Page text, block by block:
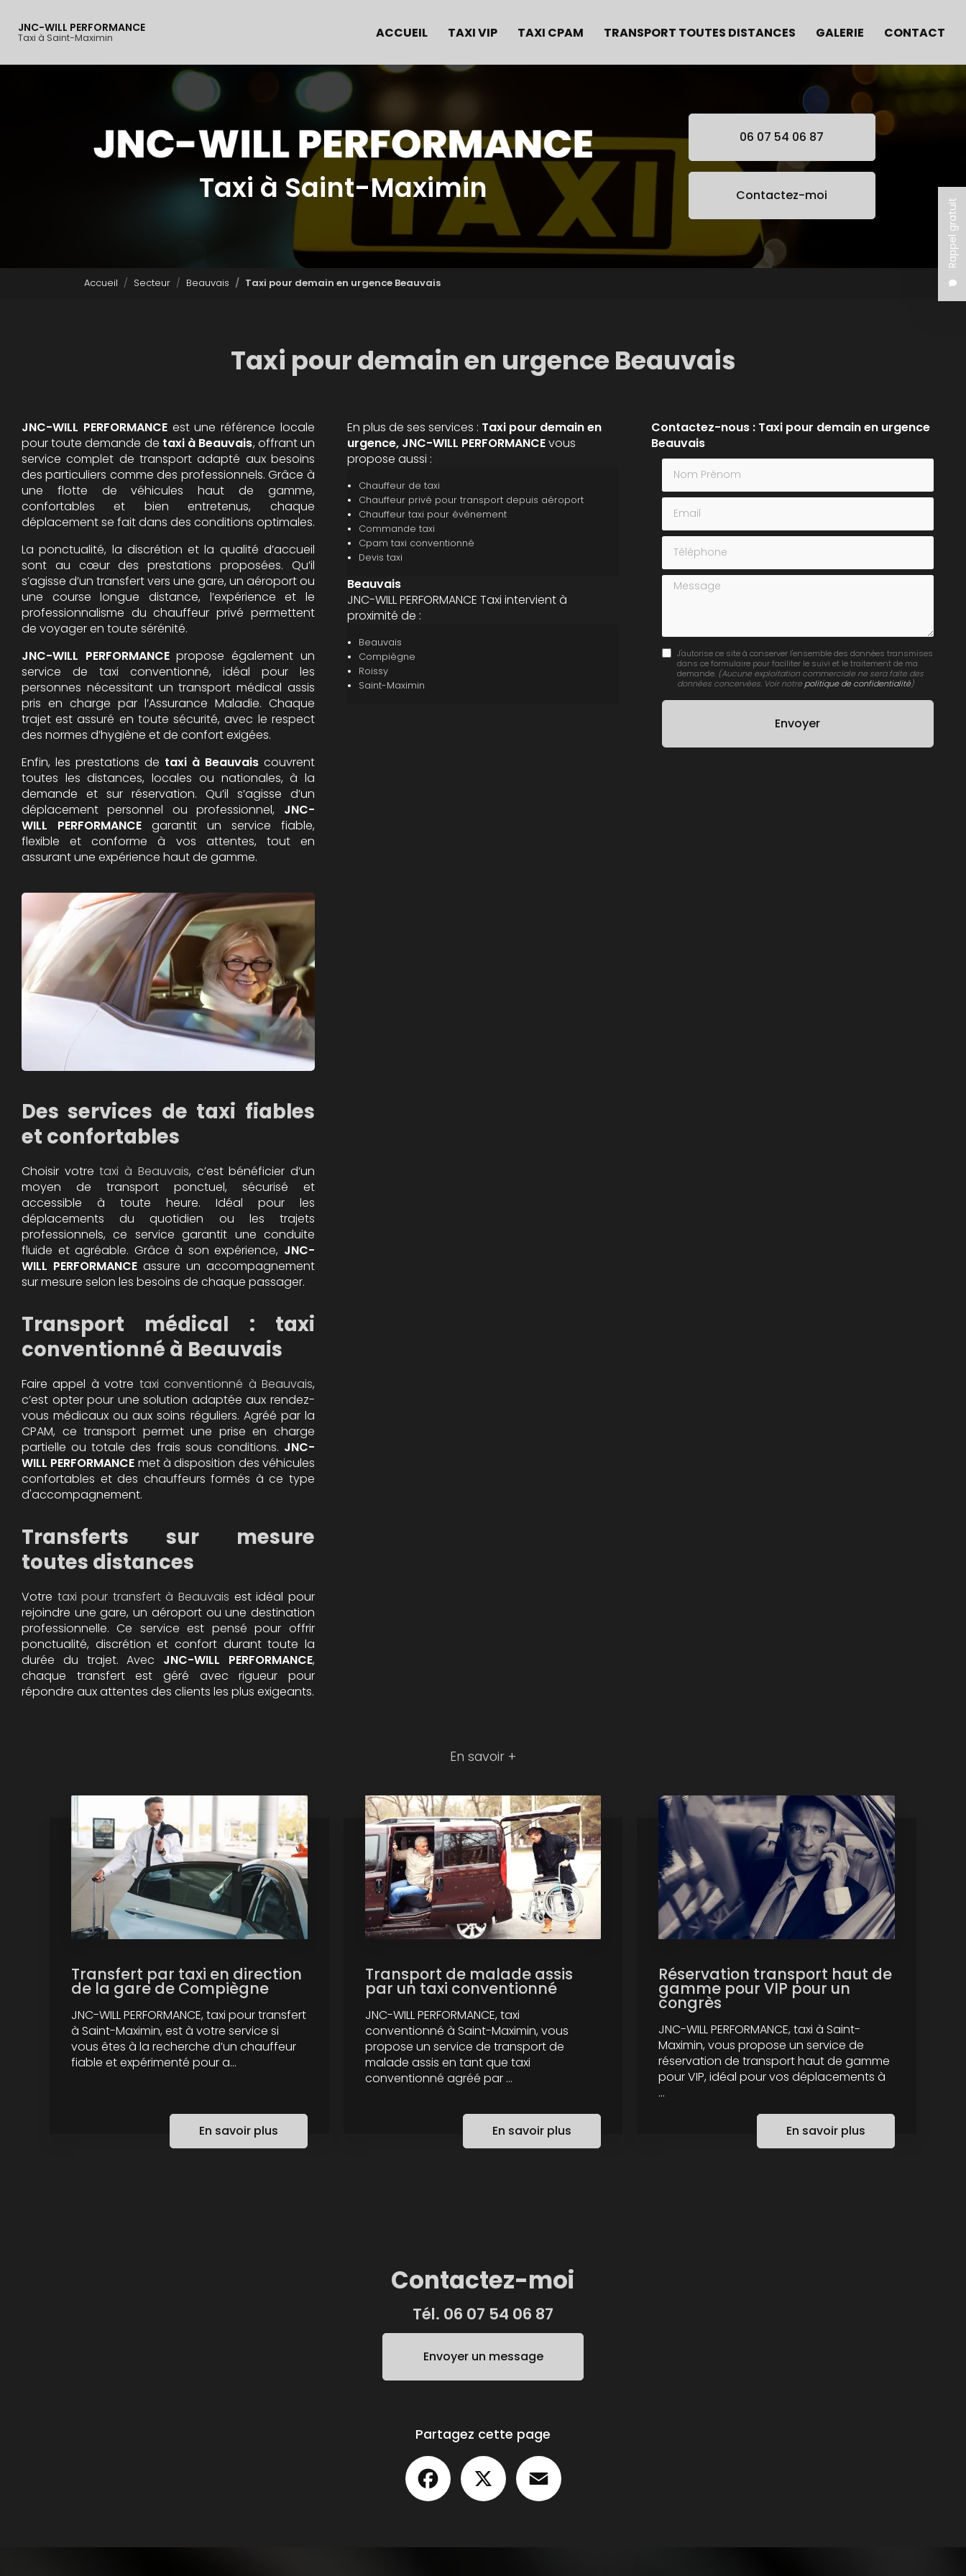
contenu
JNC-WILL PERFORMANCE
Taxi à Saint-Maximin
Rappel gratuit
ACCUEIL
TAXI VIP TAXI CPAM TRANSPORT TOUTES DISTANCES GALERIE CONTACT
Taxi à Saint-Maximin
06 07 54 06 87
Contactez-moi
Accueil Secteur Beauvais Taxi pour demain en urgence Beauvais
Taxi pour demain en urgence Beauvais
JNC-WILL PERFORMANCEest une référence locale
pour toute demande de taxi à Beauvais, offrant un
service complet de transport adapté aux besoins
des particuliers comme des professionnels. Grâce à
une flotte de véhicules haut de gamme,
confortables et bien entretenus, chaque
déplacement se fait dans des conditions optimales.
La ponctualité, la discrétion et la qualité d’accueil
sont au cœur des prestations proposées. Qu’il
s’agisse d’un transfert vers une gare, un aéroport ou
une course longue distance, l’expérience et le
professionnalisme du chauffeur privé permettent
de voyager en toute sérénité.
JNC-WILL PERFORMANCEpropose également un
service de taxi conventionné, idéal pour les
personnes nécessitant un transport médical assis
pris en charge par l’Assurance Maladie. Chaque
trajet est assuré en toute sécurité, avec le respect
des normes d’hygiène et de confort exigées.
Enfin, les prestations de taxi à Beauvais couvrent
toutes les distances, locales ou nationales, à la
demande et sur réservation. Qu’il s’agisse d’un
déplacement personnel ou professionnel, JNC-
WILL PERFORMANCE garantit un service fiable,
flexible et conforme à vos attentes, tout en
assurant une expérience haut de gamme.
Des services de taxi fiables
et confortables
Choisir votretaxi à Beauvais, c’est bénéficier d’un
moyen de transport ponctuel, sécurisé et
accessible à toute heure. Idéal pour les
déplacements du quotidien ou les trajets
professionnels, ce service garantit une conduite
fluide et agréable. Grâce à son expérience, JNC-
WILL PERFORMANCE assure un accompagnement
sur mesure selon les besoins de chaque passager.
Transport médical : taxi
conventionné à Beauvais
Faire appel à votre taxi conventionné à Beauvais,
c’est opter pour une solution adaptée aux rendez-
vous médicaux ou aux soins réguliers. Agréé par la
CPAM, ce transport permet une prise en charge
partielle ou totale des frais sous conditions. JNC-
WILL PERFORMANCE met à disposition des véhicules
confortables et des chauffeurs formés à ce type
d'accompagnement.
Transferts sur mesure
toutes distances
Votre taxi pour transfert à Beauvais est idéal pour
rejoindre une gare, un aéroport ou une destination
professionnelle. Ce service est pensé pour offrir
ponctualité, discrétion et confort durant toute la
durée du trajet. Avec JNC-WILL PERFORMANCE,
chaque transfert est géré avec rigueur pour
répondre aux attentes des clients les plus exigeants.
En plus de ses services : Taxi pour demain en
urgence, JNC-WILL PERFORMANCEvous
propose aussi :
Chauffeur de taxi
Chauffeur privé pour transport depuis aéroport
Chauffeur taxi pour événement
Commande taxi
Cpam taxi conventionné
Devis taxi
Beauvais
JNC-WILL PERFORMANCE Taxi intervient à
proximité de :
Beauvais
Compiègne
Roissy
Saint-Maximin
Contactez-nous : Taxi pour demain en urgence
Beauvais
Nom Prénom
Email
Téléphone
Message
J'autorise ce site à conserver l'ensemble des données transmises
dans ce formulaire pour faciliter le suivi et le traitement de ma
demande. (Aucune exploitation commerciale ne sera faite des
données concervées. Voir notre politique de confidentialité)
En savoir +
Transfert par taxi en direction
de la gare de Compiègne
JNC-WILL PERFORMANCE, taxi pour transfert
à Saint-Maximin, est à votre service si
vous êtes à la recherche d’un chauffeur
fiable et expérimenté pour a...
En savoir plus
Transport de malade assis
par un taxi conventionné
JNC-WILL PERFORMANCE, taxi
conventionné à Saint-Maximin, vous
propose un service de transport de
malade assis en tant que taxi
conventionné agréé par ...
En savoir plus
Réservation transport haut de
gamme pour VIP pour un
congrès
JNC-WILL PERFORMANCE, taxi à Saint-
Maximin, vous propose un service de
réservation de transport haut de gamme
pour VIP, idéal pour vos déplacements à
...
En savoir plus
Contactez-moi
Tél. 06 07 54 06 87
Envoyer un message
Partagez cette page
Facebook